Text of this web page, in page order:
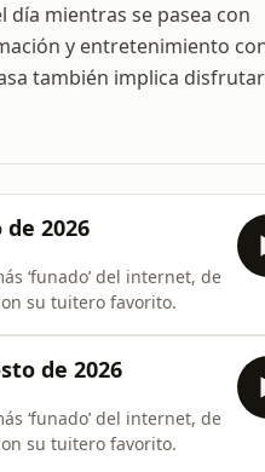
día mientras se pasea con
y entretenimiento
también implica
2026
‘funado’ del internet, de
su tuitero favorito.
de 2026
‘funado’ del internet, de
su tuitero favorito.